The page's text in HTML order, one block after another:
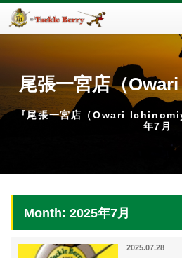
尾張一宮店（
『尾張一宮店（Owari
年7月
Month: 2025年7月
2025.07.28